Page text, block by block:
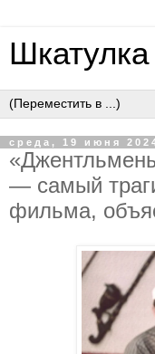
среда, 19 июня
— самый
фильма,